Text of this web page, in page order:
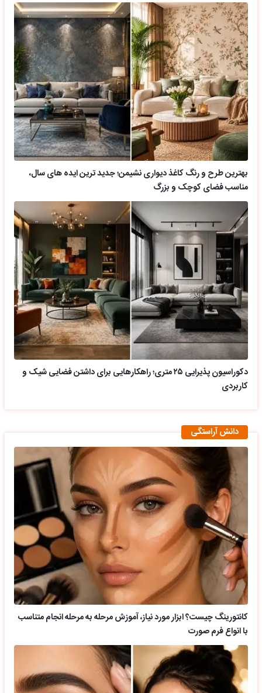
بهترین طرح و رنگ کاغذ دیواری نشیمن؛ جدید ترین ایده های سال،
مناسب فضای کوچک و بزرگ
دکوراسیون پذیرایی ۲۵ متری؛ راهکارهایی برای داشتن فضایی شیک و
کاربردی
دانش آراستگی
کانتورینگ چیست؟ ابزار مورد نیاز، آموزش مرحله به مرحله انجام متناسب
با انواع فرم صورت